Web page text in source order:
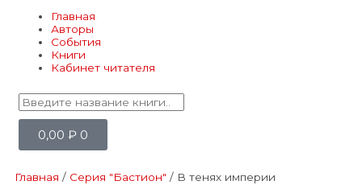
Главная
Авторы
События
Книги
Кабинет читателя
0,00 ₽ 0
Главная / Серия "Бастион" / В тенях империи